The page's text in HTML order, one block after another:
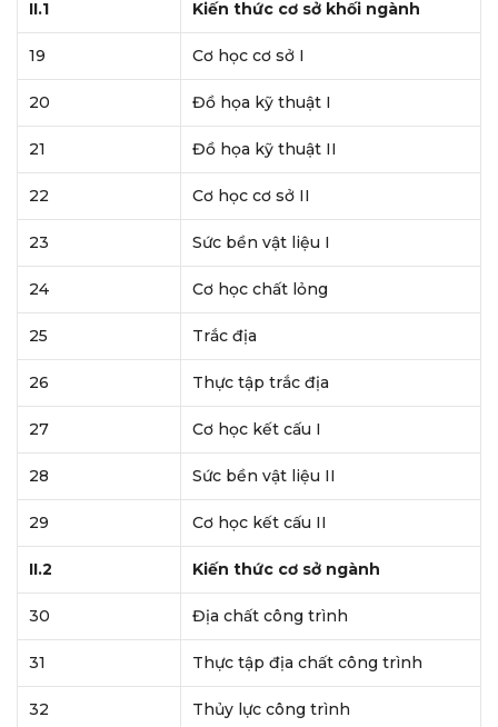
II.1 Kiến thức cơ sở khối ngành
19 Cơ học cơ sở I
20 Đồ họa kỹ thuật I
21 Đồ họa kỹ thuật II
22 Cơ học cơ sở II
23 Sức bền vật liệu I
24 Cơ học chất lỏng
25 Trắc địa
26 Thực tập trắc địa
27 Cơ học kết cấu I
28 Sức bền vật liệu II
29 Cơ học kết cấu II
II.2 Kiến thức cơ sở ngành
30 Địa chất công trình
31 Thực tập địa chất công trình
32 Thủy lực công trình